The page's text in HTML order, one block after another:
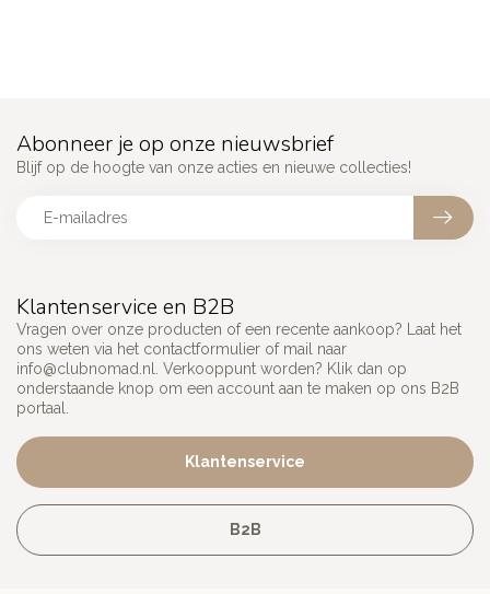
Klantenservice en B2B
Vragen over onze producten of een recente aankoop? Laat het
ons weten via het contactformulier of mail naar
info@clubnomad.nl
. Verkooppunt worden? Klik dan op
onderstaande knop om een account aan te maken op ons B2B
portaal.
Klantenservice
B2B
Abonneer je op onze nieuwsbrief
Blijf op de hoogte van onze acties en nieuwe collecties!